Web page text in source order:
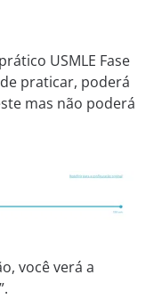
USMLE Fase
praticar, poderá
mas não poderá
você verá a